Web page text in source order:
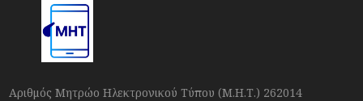
Αριθμός Μητρώο Ηλεκτρονικού Τύπου (Μ.Η.Τ.) 262014